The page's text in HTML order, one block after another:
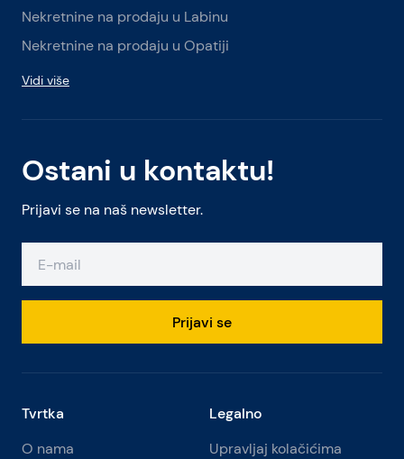
Ostani u kontaktu!
Prijavi se na naš newsletter.
Prijavi se
Nekretnine na prodaju u Labinu
Nekretnine na prodaju u Opatiji
Vidi više
Tvrtka
O nama
Legalno
Upravljaj kolačićima